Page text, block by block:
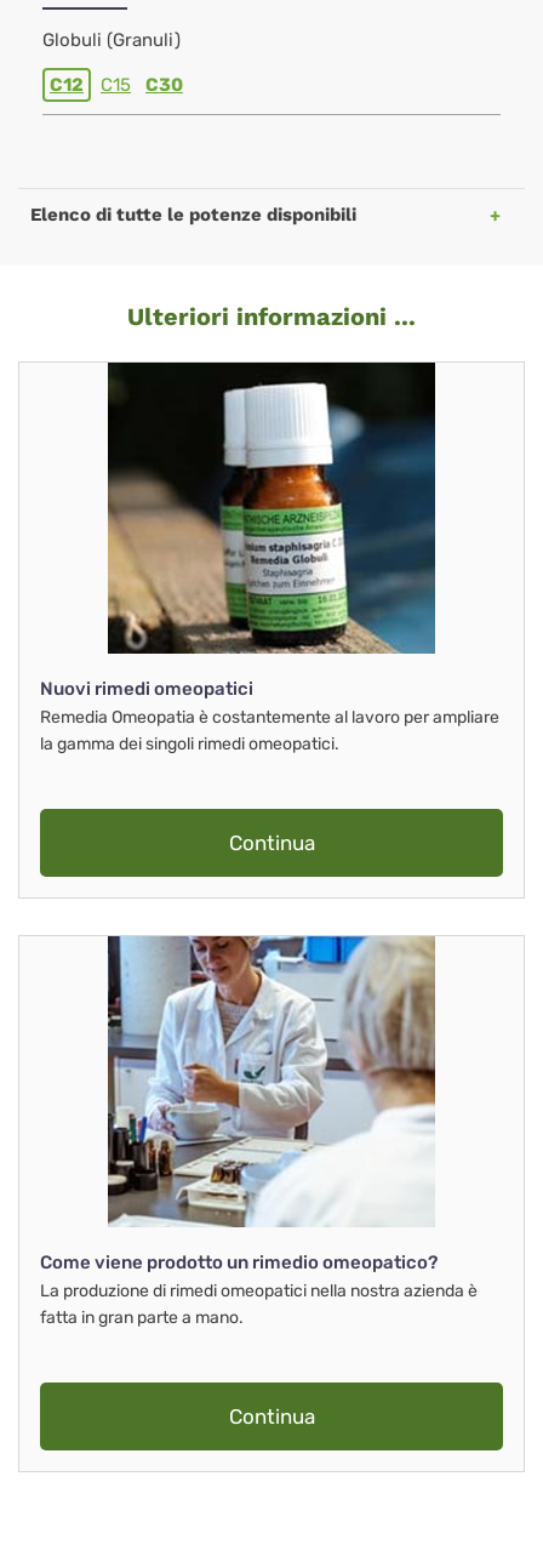
Globuli (Granuli)
C12 C15 C30
Elenco di tutte le potenze disponibili
Ulteriori informazioni ...
Nuovi rimedi omeopatici
Remedia Omeopatia è costantemente al lavoro per ampliare
la gamma dei singoli rimedi omeopatici.
Continua
Come viene prodotto un rimedio omeopatico?
La produzione di rimedi omeopatici nella nostra azienda è
fatta in gran parte a mano.
Continua